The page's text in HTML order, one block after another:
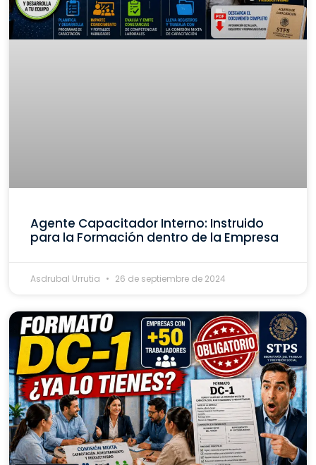
Agente Capacitador Interno: Instruido
para la Formación dentro de la Empresa
Asdrubal Urrutia 26 de septiembre de 2024